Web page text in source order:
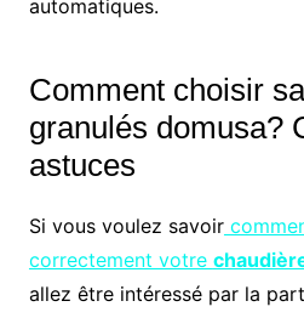
automatiques.
Comment choisir
granulés domusa?
astuces
Si vous voulez savoir
correctement votre
allez être intéressé par la